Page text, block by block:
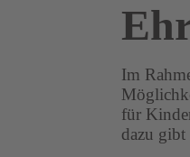
Im
für
dazu